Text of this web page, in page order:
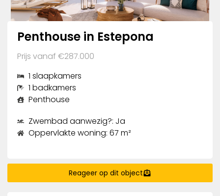
Penthouse in Estepona
Prijs vanaf €287.000
1 slaapkamers
1 badkamers
Penthouse
Zwembad aanwezig?: Ja
Oppervlakte woning: 67 m²
Reageer op dit object